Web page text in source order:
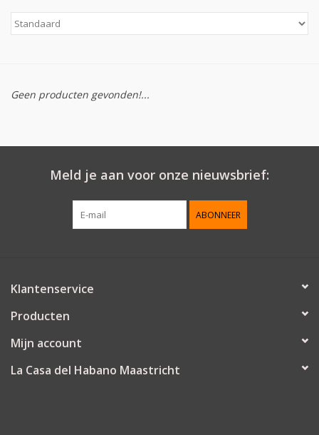
Contact
Giftcards
Geen producten gevonden!...
Meld je aan voor onze nieuwsbrief:
ABONNEER
Klantenservice
Producten
Mijn account
La Casa del Habano Maastricht